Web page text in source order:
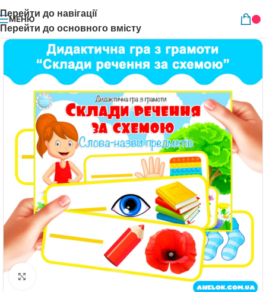
Перейти до навігації
Перейти до основного вмісту
МЕНЮ
Натисніть, щоб збільшити